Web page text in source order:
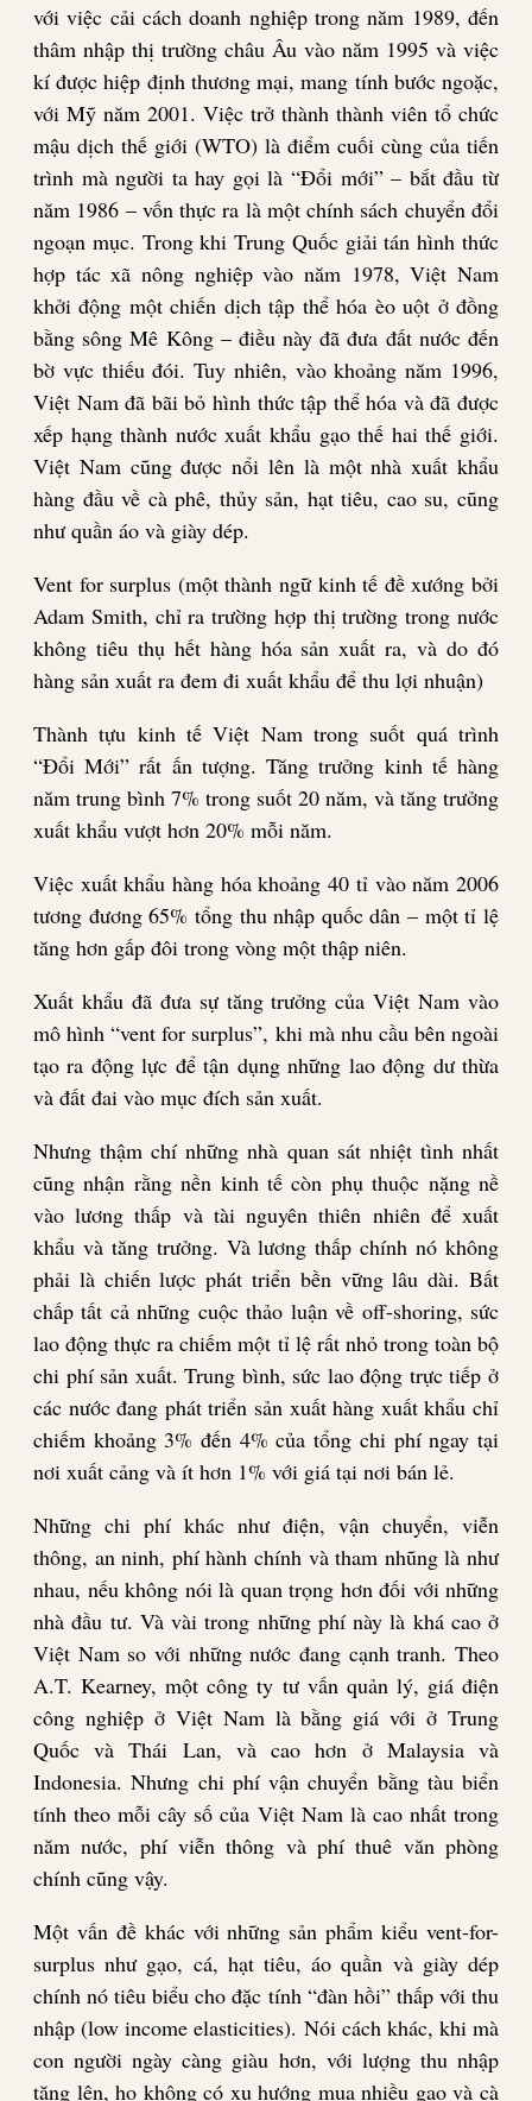
với việc cải cách doanh nghiệp trong năm 1989, đến
thâm nhập thị trường châu Âu vào năm 1995 và việc
kí được hiệp định thương mại, mang tính bước ngoặc,
với Mỹ năm 2001. Việc trở thành thành viên tổ chức
mậu dịch thế giới (WTO) là điểm cuối cùng của tiến
trình mà người ta hay gọi là “Đổi mới” – bắt đầu từ
năm 1986 – vốn thực ra là một chính sách chuyển đổi
ngoạn mục. Trong khi Trung Quốc giải tán hình thức
hợp tác xã nông nghiệp vào năm 1978, Việt Nam
khởi động một chiến dịch tập thể hóa èo uột ở đồng
bằng sông Mê Kông – điều này đã đưa đất nước đến
bờ vực thiếu đói. Tuy nhiên, vào khoảng năm 1996,
Việt Nam đã bãi bỏ hình thức tập thể hóa và đã được
xếp hạng thành nước xuất khẩu gạo thế hai thế giới.
Việt Nam cũng được nổi lên là một nhà xuất khẩu
hàng đầu về cà phê, thủy sản, hạt tiêu, cao su, cũng
như quần áo và giày dép.
Vent for surplus (một thành ngữ kinh tế đề xướng bởi
Adam Smith, chỉ ra trường hợp thị trường trong nước
không tiêu thụ hết hàng hóa sản xuất ra, và do đó
hàng sản xuất ra đem đi xuất khẩu để thu lợi nhuận)
Thành tựu kinh tế Việt Nam trong suốt quá trình
“Đổi Mới” rất ấn tượng. Tăng trưởng kinh tế hàng
năm trung bình 7% trong suốt 20 năm, và tăng trưởng
xuất khẩu vượt hơn 20% mỗi năm.
Việc xuất khẩu hàng hóa khoảng 40 tỉ vào năm 2006
tương đương 65% tổng thu nhập quốc dân – một tỉ lệ
tăng hơn gấp đôi trong vòng một thập niên.
Xuất khẩu đã đưa sự tăng trưởng của Việt Nam vào
mô hình “vent for surplus”, khi mà nhu cầu bên ngoài
tạo ra động lực để tận dụng những lao động dư thừa
và đất đai vào mục đích sản xuất.
Nhưng thậm chí những nhà quan sát nhiệt tình nhất
cũng nhận rằng nền kinh tế còn phụ thuộc nặng nề
vào lương thấp và tài nguyên thiên nhiên để xuất
khẩu và tăng trưởng. Và lương thấp chính nó không
phải là chiến lược phát triển bền vững lâu dài. Bất
chấp tất cả những cuộc thảo luận về off-shoring, sức
lao động thực ra chiếm một tỉ lệ rất nhỏ trong toàn bộ
chi phí sản xuất. Trung bình, sức lao động trực tiếp ở
các nước đang phát triển sản xuất hàng xuất khẩu chỉ
chiếm khoảng 3% đến 4% của tổng chi phí ngay tại
nơi xuất cảng và ít hơn 1% với giá tại nơi bán lẻ.
Những chi phí khác như điện, vận chuyển, viễn
thông, an ninh, phí hành chính và tham nhũng là như
nhau, nếu không nói là quan trọng hơn đối với những
nhà đầu tư. Và vài trong những phí này là khá cao ở
Việt Nam so với những nước đang cạnh tranh. Theo
A.T. Kearney, một công ty tư vấn quản lý, giá điện
công nghiệp ở Việt Nam là bằng giá với ở Trung
Quốc và Thái Lan, và cao hơn ở Malaysia và
Indonesia. Nhưng chi phí vận chuyển bằng tàu biển
tính theo mỗi cây số của Việt Nam là cao nhất trong
năm nước, phí viễn thông và phí thuê văn phòng
chính cũng vậy.
Một vấn đề khác với những sản phẩm kiểu vent-for-
surplus như gạo, cá, hạt tiêu, áo quần và giày dép
chính nó tiêu biểu cho đặc tính “đàn hồi” thấp với thu
nhập (low income elasticities). Nói cách khác, khi mà
con người ngày càng giàu hơn, với lượng thu nhập
tăng lên, họ không có xu hướng mua nhiều gạo và cà